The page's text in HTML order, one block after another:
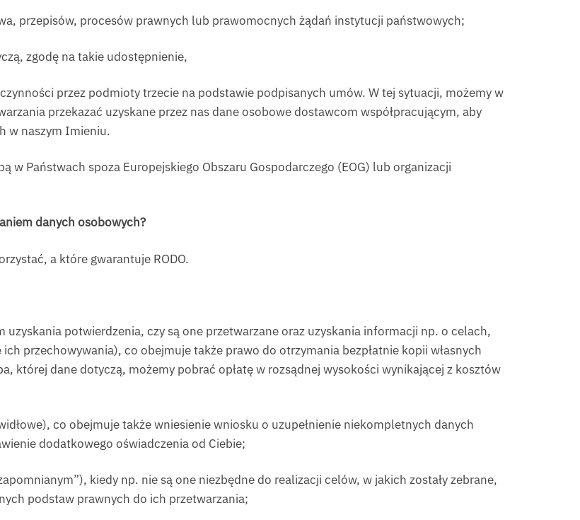
przepisów, procesów prawnych lub prawomocnych żądań instytucji państwowych;
zgodę na takie udostępnienie,
przez podmioty trzecie na podstawie podpisanych umów. W tej sytuacji, możemy w
przekazać uzyskane przez nas dane osobowe dostawcom współpracującym, aby
w naszym Imieniu.
w Państwach spoza Europejskiego Obszaru Gospodarczego (EOG) lub organizacji
danych osobowych?
a które gwarantuje RODO.
uzyskania potwierdzenia, czy są one przetwarzane oraz uzyskania informacji np. o celach,
przechowywania), co obejmuje także prawo do otrzymania bezpłatnie kopii własnych
której dane dotyczą, możemy pobrać opłatę w rozsądnej wysokości wynikającej z kosztów
co obejmuje także wniesienie wniosku o uzupełnienie niekompletnych danych
dodatkowego oświadczenia od Ciebie;
kiedy np. nie są one niezbędne do realizacji celów, w jakich zostały zebrane,
podstaw prawnych do ich przetwarzania;